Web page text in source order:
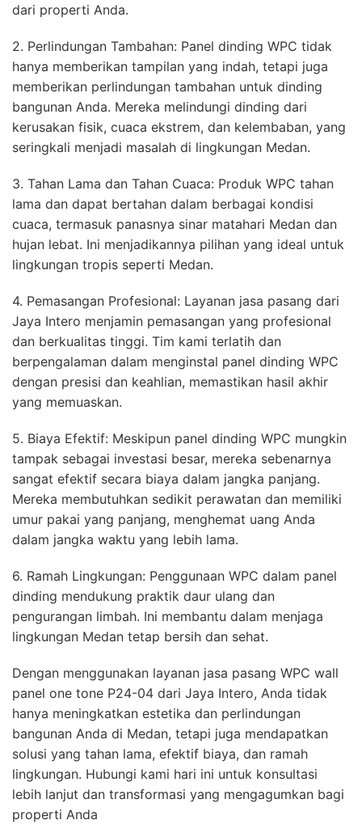
dari properti Anda.
2. Perlindungan Tambahan: Panel dinding WPC tidak
hanya memberikan tampilan yang indah, tetapi juga
memberikan perlindungan tambahan untuk dinding
bangunan Anda. Mereka melindungi dinding dari
kerusakan fisik, cuaca ekstrem, dan kelembaban, yang
seringkali menjadi masalah di lingkungan Medan.
3. Tahan Lama dan Tahan Cuaca: Produk WPC tahan
lama dan dapat bertahan dalam berbagai kondisi
cuaca, termasuk panasnya sinar matahari Medan dan
hujan lebat. Ini menjadikannya pilihan yang ideal untuk
lingkungan tropis seperti Medan.
4. Pemasangan Profesional: Layanan jasa pasang dari
Jaya Intero menjamin pemasangan yang profesional
dan berkualitas tinggi. Tim kami terlatih dan
berpengalaman dalam menginstal panel dinding WPC
dengan presisi dan keahlian, memastikan hasil akhir
yang memuaskan.
5. Biaya Efektif: Meskipun panel dinding WPC mungkin
tampak sebagai investasi besar, mereka sebenarnya
sangat efektif secara biaya dalam jangka panjang.
Mereka membutuhkan sedikit perawatan dan memiliki
umur pakai yang panjang, menghemat uang Anda
dalam jangka waktu yang lebih lama.
6. Ramah Lingkungan: Penggunaan WPC dalam panel
dinding mendukung praktik daur ulang dan
pengurangan limbah. Ini membantu dalam menjaga
lingkungan Medan tetap bersih dan sehat.
Dengan menggunakan layanan jasa pasang WPC wall
panel one tone P24-04 dari Jaya Intero, Anda tidak
hanya meningkatkan estetika dan perlindungan
bangunan Anda di Medan, tetapi juga mendapatkan
solusi yang tahan lama, efektif biaya, dan ramah
lingkungan. Hubungi kami hari ini untuk konsultasi
lebih lanjut dan transformasi yang mengagumkan bagi
properti Anda